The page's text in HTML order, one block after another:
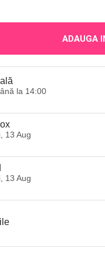
ADAUGA
la 14:00
13 Aug
13 Aug